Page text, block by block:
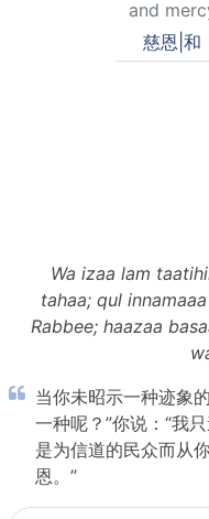
and
慈恩|和
Wa izaa lam
tahaa; qul
Rabbee; haazaa
当你未昭示一种迹象
一种呢？”你说：“我
是为信道的民众而从
恩。”